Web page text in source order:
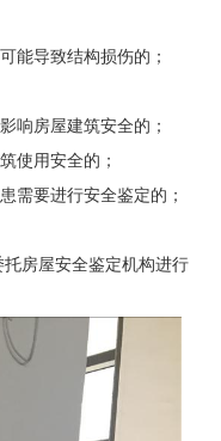
能导致结构损伤的；
响房屋建筑安全的；
使用安全的；
需要进行安全鉴定的；
房屋安全鉴定机构进行